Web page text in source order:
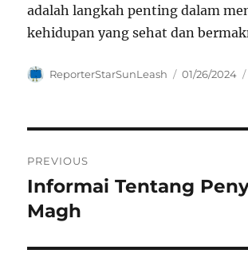
adalah langkah penting dalam
kehidupan yang sehat dan
Author
ReporterStarSunLeash
Posted
01/26/2024
pos
PREVIOUS
Previous
post:
Informai Tentang
Magh